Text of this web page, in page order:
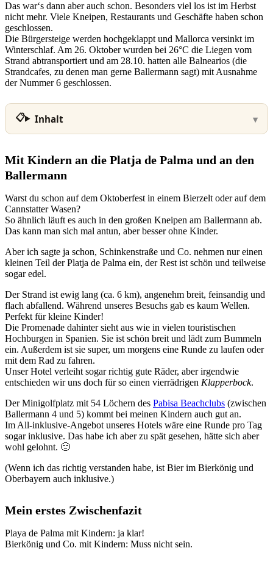
Das war‘s dann aber auch schon. Besonders viel los ist im Herbst
nicht mehr. Viele Kneipen, Restaurants und Geschäfte haben schon
geschlossen.
Die Bürgersteige werden hochgeklappt und Mallorca versinkt im
Winterschlaf. Am 26. Oktober wurden bei 26°C die Liegen vom
Strand abtransportiert und am 28.10. hatten alle Balnearios (die
Strandcafes, zu denen man gerne Ballermann sagt) mit Ausnahme
der Nummer 6 geschlossen.
Inhalt
Mit Kindern an die Platja de Palma und an den
Ballermann
Warst du schon auf dem Oktoberfest in einem Bierzelt oder auf dem
Cannstatter Wasen?
So ähnlich läuft es auch in den großen Kneipen am Ballermann ab.
Das kann man sich mal antun, aber besser ohne Kinder.
Aber ich sagte ja schon, Schinkenstraße und Co. nehmen nur einen
kleinen Teil der Platja de Palma ein, der Rest ist schön und teilweise
sogar edel.
Der Strand ist ewig lang (ca. 6 km), angenehm breit, feinsandig und
flach abfallend. Während unseres Besuchs gab es kaum Wellen.
Perfekt für kleine Kinder!
Die Promenade dahinter sieht aus wie in vielen touristischen
Hochburgen in Spanien. Sie ist schön breit und lädt zum Bummeln
ein. Außerdem ist sie super, um morgens eine Runde zu laufen oder
mit dem Rad zu fahren.
Unser Hotel verleiht sogar richtig gute Räder, aber irgendwie
entschieden wir uns doch für so einen vierrädrigen Klapperbock.
Der Minigolfplatz mit 54 Löchern des Pabisa Beachclubs (zwischen
Ballermann 4 und 5) kommt bei meinen Kindern auch gut an.
Im All-inklusive-Angebot unseres Hotels wäre eine Runde pro Tag
sogar inklusive. Das habe ich aber zu spät gesehen, hätte sich aber
wohl gelohnt. 🙂
(Wenn ich das richtig verstanden habe, ist Bier im Bierkönig und
Oberbayern auch inklusive.)
Mein erstes Zwischenfazit
Playa de Palma mit Kindern: ja klar!
Bierkönig und Co. mit Kindern: Muss nicht sein.